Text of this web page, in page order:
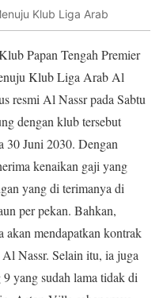
Klub Liga Arab
Papan Tengah Premier
Klub Liga Arab Al
resmi Al Nassr pada Sabtu
dengan klub tersebut
30 Juni 2030. Dengan
kenaikan gaji yang
yang di terimanya di
per pekan. Bahkan,
akan mendapatkan kontrak
Nassr. Selain itu, ia juga
yang sudah lama tidak di